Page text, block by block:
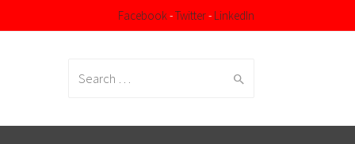
Facebook-Twitter- LinkedIn